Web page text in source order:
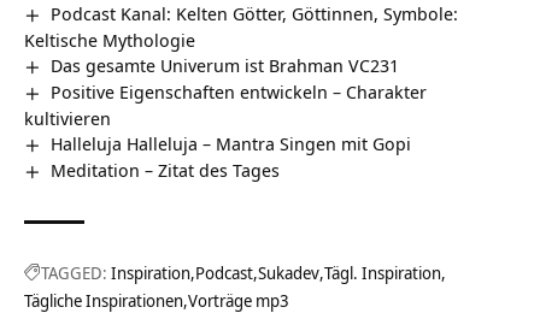
Podcast Kanal: Kelten Götter, Göttinnen, Symbole:
Keltische Mythologie
Das gesamte Univerum ist Brahman VC231
Positive Eigenschaften entwickeln – Charakter
kultivieren
Halleluja Halleluja – Mantra Singen mit Gopi
Meditation – Zitat des Tages
TAGGED: Inspiration Podcast Sukadev Tägl. Inspiration
Tägliche Inspirationen Vorträge mp3